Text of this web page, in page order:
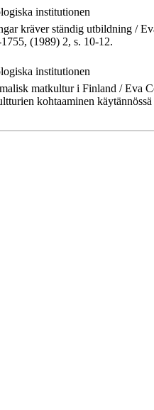
institutionen
kräver ständig utbildning /
(1989) 2, s. 10-12.
institutionen
matkultur i Finland / Eva
kohtaaminen